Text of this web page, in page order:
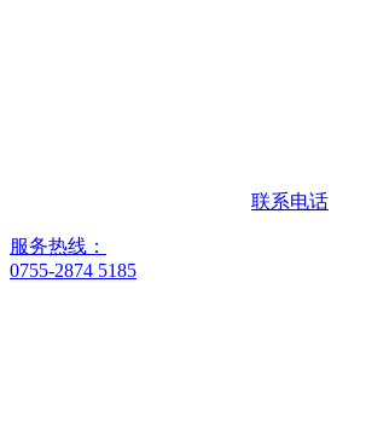
联系电话
服务热线：
0755-2874 5185